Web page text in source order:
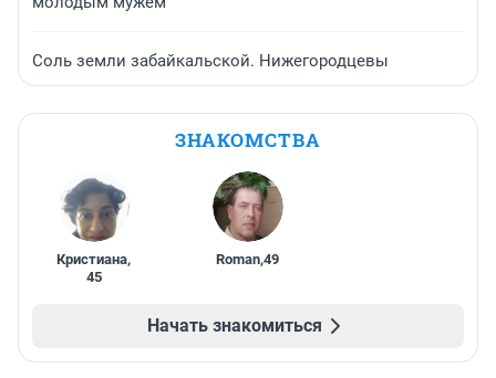
Соль земли забайкальской. Нижегородцевы
ЗНАКОМСТВА
Кристиана,
45
Roman,49
Начать знакомиться